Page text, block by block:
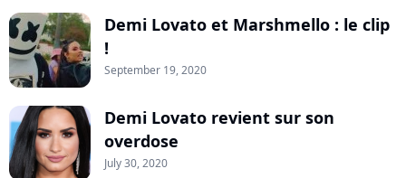
Demi Lovato et Marshmello : le clip
!
September 19, 2020
Demi Lovato revient sur son
overdose
July 30, 2020